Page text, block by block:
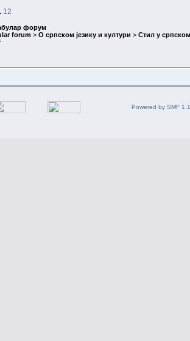
12
форум
forum > О српском језику и култури > Стил у српском
Powered by SMF